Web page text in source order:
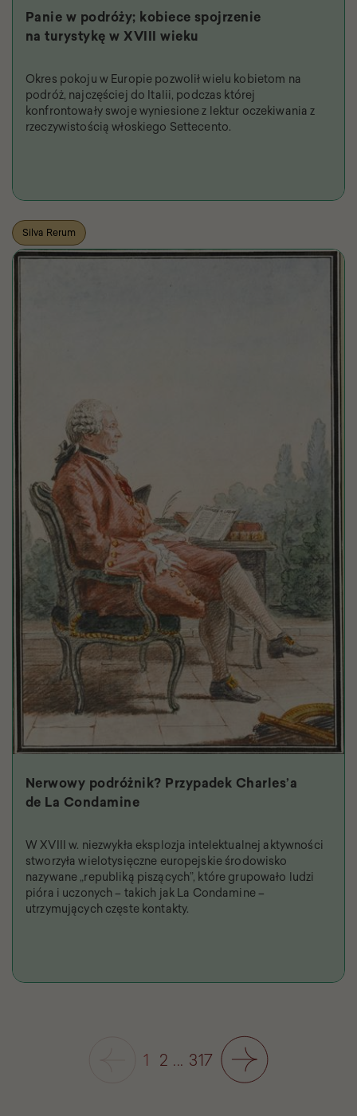
Panie w podróży; kobiece spojrzenie
na turystykę w XVIII wieku
Okres pokoju w Europie pozwolił wielu kobietom na
podróż, najczęściej do Italii, podczas której
konfrontowały swoje wyniesione z lektur oczekiwania z
rzeczywistością włoskiego Settecento.
Silva Rerum
Nerwowy podróżnik? Przypadek Charles’a
de La Condamine
W XVIII w. niezwykła eksplozja intelektualnej aktywności
stworzyła wielotysięczne europejskie środowisko
nazywane „republiką piszących”, które grupowało ludzi
pióra i uczonych – takich jak La Condamine –
utrzymujących częste kontakty.
1 2 ... 317